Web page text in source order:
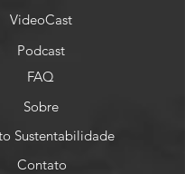
VideoCast
Podcast
FAQ
Sobre
Sustentabilidade
Contato